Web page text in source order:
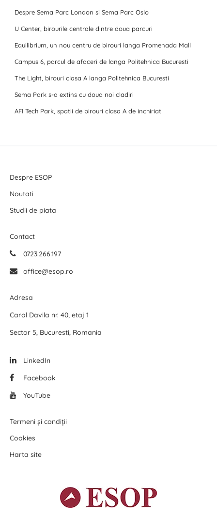
Despre Sema Parc London si Sema Parc Oslo
U Center, birourile centrale dintre doua parcuri
Equilibrium, un nou centru de birouri langa Promenada Mall
Campus 6, parcul de afaceri de langa Politehnica Bucuresti
The Light, birouri clasa A langa Politehnica Bucuresti
Sema Park s-a extins cu doua noi cladiri
AFI Tech Park, spatii de birouri clasa A de inchiriat
Despre ESOP
Noutati
Studii de piata
Contact
0723.266.197
office@esop.ro
Adresa
Carol Davila nr. 40, etaj 1
Sector 5, Bucuresti, Romania
LinkedIn
Facebook
YouTube
Termeni și condiții
Cookies
Harta site